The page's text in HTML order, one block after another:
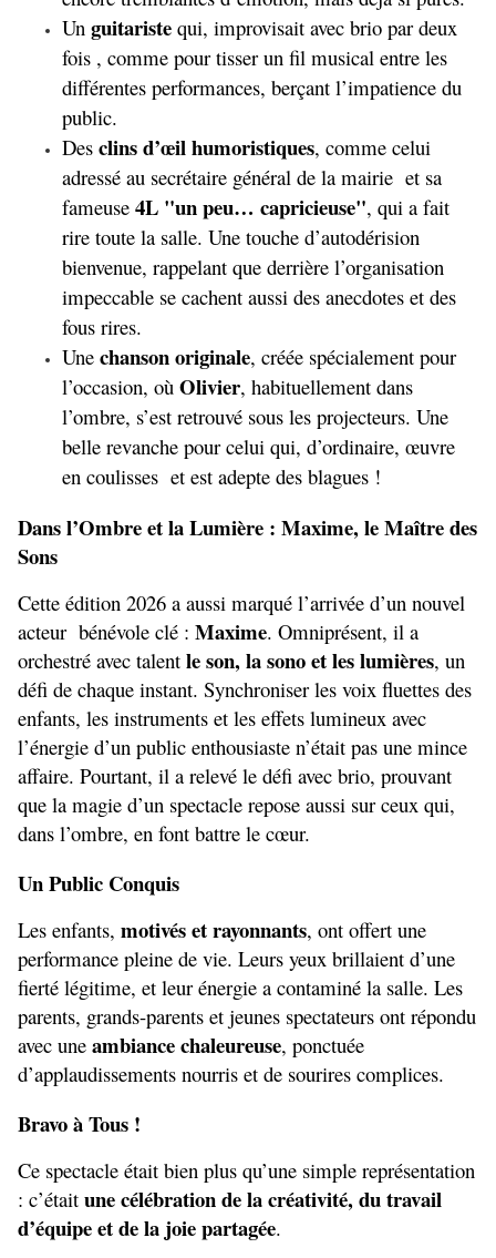
Un guitariste qui, improvisait avec brio par deux
fois , comme pour tisser un fil musical entre les
différentes performances, berçant l’impatience du
public.
Des clins d’œil humoristiques, comme celui
adressé au secrétaire général de la mairie  et sa
fameuse 4L "un peu… capricieuse", qui a fait
rire toute la salle. Une touche d’autodérision
bienvenue, rappelant que derrière l’organisation
impeccable se cachent aussi des anecdotes et des
fous rires.
Une chanson originale, créée spécialement pour
l’occasion, où Olivier, habituellement dans
l’ombre, s’est retrouvé sous les projecteurs. Une
belle revanche pour celui qui, d’ordinaire, œuvre
en coulisses  et est adepte des blagues !
Dans l’Ombre et la Lumière : Maxime, le Maître des
Sons
Cette édition 2026 a aussi marqué l’arrivée d’un nouvel
acteur  bénévole clé : Maxime. Omniprésent, il a
orchestré avec talent le son, la sono et les lumières, un
défi de chaque instant. Synchroniser les voix fluettes des
enfants, les instruments et les effets lumineux avec
l’énergie d’un public enthousiaste n’était pas une mince
affaire. Pourtant, il a relevé le défi avec brio, prouvant
que la magie d’un spectacle repose aussi sur ceux qui,
dans l’ombre, en font battre le cœur.
Un Public Conquis
Les enfants, motivés et rayonnants, ont offert une
performance pleine de vie. Leurs yeux brillaient d’une
fierté légitime, et leur énergie a contaminé la salle. Les
parents, grands-parents et jeunes spectateurs ont répondu
avec une ambiance chaleureuse, ponctuée
d’applaudissements nourris et de sourires complices.
Bravo à Tous !
Ce spectacle était bien plus qu’une simple représentation
: c’était une célébration de la créativité, du travail
d’équipe et de la joie partagée.